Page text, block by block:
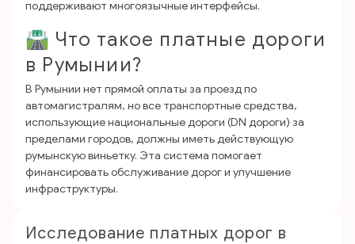
поддерживают многоязычные интерфейсы.
🛣️ Что такое платные дороги
в Румынии?
В Румынии нет прямой оплаты за проезд по
автомагистралям, но все транспортные средства,
использующие национальные дороги (DN дороги) за
пределами городов, должны иметь действующую
румынскую виньетку. Эта система помогает
финансировать обслуживание дорог и улучшение
инфраструктуры.
Исследование платных дорог в